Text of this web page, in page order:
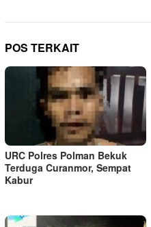
POS TERKAIT
URC Polres Polman Bekuk
Terduga Curanmor, Sempat
Kabur